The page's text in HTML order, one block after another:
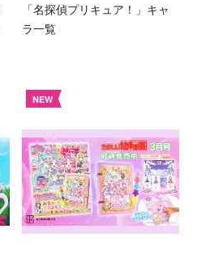
「名探偵プリキュア！」キャ
ラ一覧
NEW